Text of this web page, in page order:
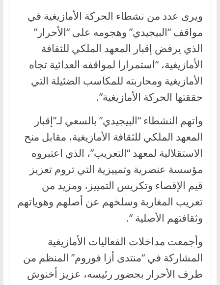
ويرى عدد من نشطاء الحركة الأمازيغية في
مواقف “البيجيدي” وهجومه على “الأحرار”
الذي يرفض إقبار المعهد الملكي للثقافة
الأمازيغية، “استمرارا لمواقفه العدائية تجاه
الأمازيغية ومحاربته للمكاسب الضئيلة التي
حققتها الحركة الأمازيغية”.
واتهم النشطاء “البيجيدي” بالسعي لـ”إقبار
المعهد الملكي للثقافة الأمازيغية، مقابل منح
الاستقلالية لمعهد “التعريب”، الذي اعتبروه
مؤسسة عنصرية وتمييزية التي تروم تعزيز
قيم الإقصاء وتكريس التمييز، ومزيد من
تعريب المغاربة وسلخهم عن أصلهم وهوياتهم
وثقافتهم الأصلية “.
وأجمعت مداخلات الفعاليات الأمازيغية
المشاركة في “منتدى أزا فوروم” المنظم من
طرف الأحرار بحضور رئيسه، عزيز أخنوش